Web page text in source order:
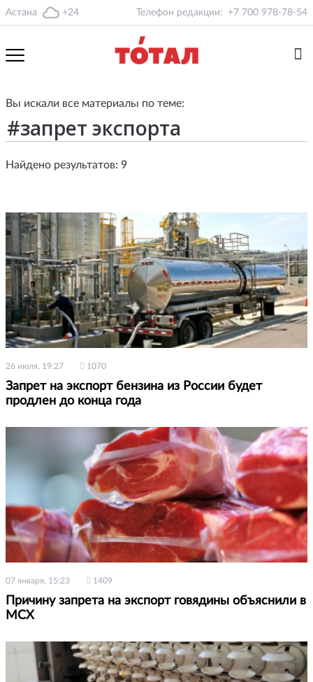
Астана +24 Телефон редакции: +7 700 978-78-54
Вы искали все материалы по теме:
Найдено результатов: 9
26 июля, 19:27 1070
Запрет на экспорт бензина из России будет
продлен до конца года
07 января, 15:23 1409
Причину запрета на экспорт говядины объяснили в
МСХ